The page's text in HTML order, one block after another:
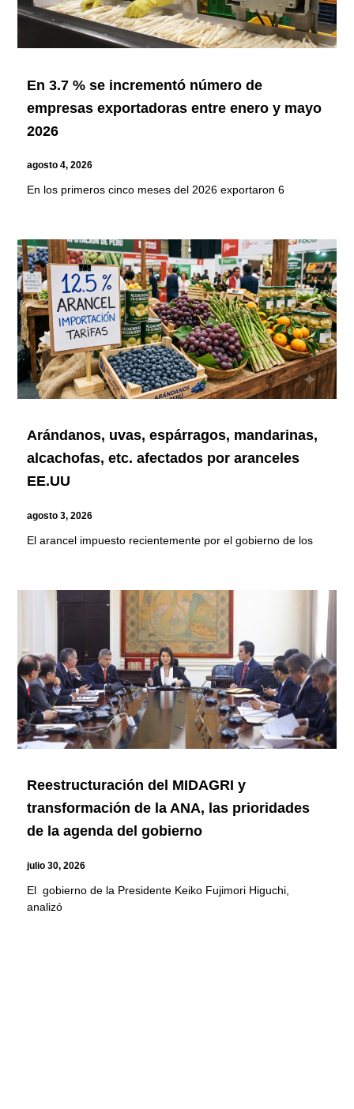
En 3.7 % se incrementó número de
empresas exportadoras entre enero y mayo
2026
agosto 4, 2026
En los primeros cinco meses del 2026 exportaron 6
Arándanos, uvas, espárragos, mandarinas,
alcachofas, etc. afectados por aranceles
EE.UU
agosto 3, 2026
El arancel impuesto recientemente por el gobierno de los
Reestructuración del MIDAGRI y
transformación de la ANA, las prioridades
de la agenda del gobierno
julio 30, 2026
El gobierno de la Presidente Keiko Fujimori Higuchi,
analizó